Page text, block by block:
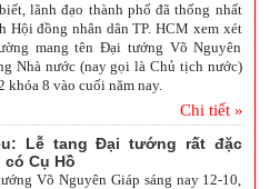
lãnh đạo thành phố đã thống nhất
Hội đồng nhân dân TP. HCM xem xét
mang tên Đại tướng Võ Nguyên
Nhà nước (nay gọi là Chủ tịch nước)
8 vào cuối năm nay.
Chi tiết »
Lễ tang Đại tướng rất đặc
Cụ Hồ
Võ Nguyên Giáp sáng nay 12-10,